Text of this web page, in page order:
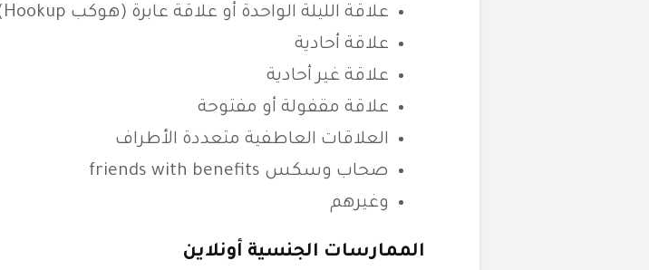
علاقة الليلة الواحدة أو علاقة عابرة (هوكب Hookup)
علاقة أحادية
علاقة غير أحادية
علاقة مقفولة أو مفتوحة
العلاقات العاطفية متعددة الأطراف
صحاب وسكس friends with benefits
وغيرهم
الممارسات الجنسية أونلاين